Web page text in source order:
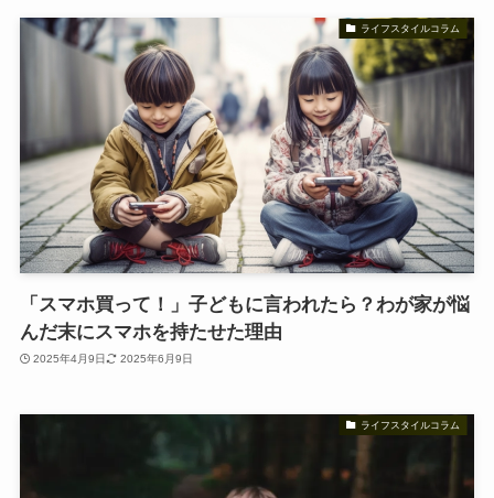
ライフスタイルコラム
「スマホ買って！」子どもに言われたら？わが家が悩
んだ末にスマホを持たせた理由
2025年4月9日 2025年6月9日
ライフスタイルコラム